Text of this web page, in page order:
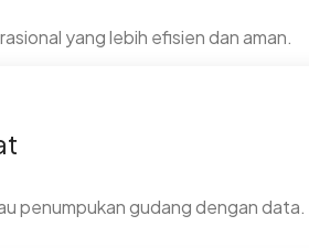
yang lebih efisien dan aman.
penumpukan gudang dengan data.